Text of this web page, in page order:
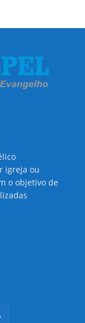
igreja ou
o objetivo de